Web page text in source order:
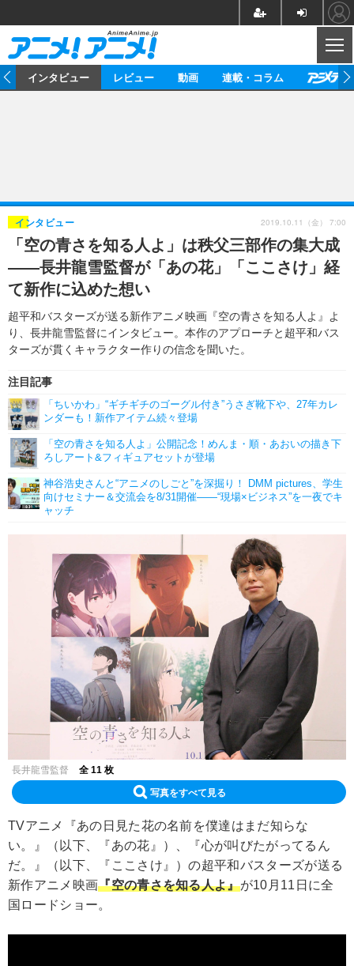
ゲーム グッズ
イベント 海外
海外イベント ビジネス
俳優・タレント アーティスト
ビジネス
アニメ 実写
書評 イベント
ゲーム 座談会
動画
アニメ
アニメ！アニメ！TV ABEMA Cafe
連載・コラム
インタビュー レビュー 動画 連載・コラム
「空の青さを知る人よ」は秩父三部作の集大成
――長井龍雪監督が「あの花」「ここさけ」経
て新作に込めた想い
超平和バスターズが送る新作アニメ映画『空の青さを知る人よ』よ
り、長井龍雪監督にインタビュー。本作のアプローチと超平和バス
ターズが貫くキャラクター作りの信念を聞いた。
インタビュー
注目記事
「ちいかわ」“ギチギチのゴーグル付き”うさぎ靴下や、27年カレ
ンダーも！新作アイテム続々登場
「空の青さを知る人よ」公開記念！めんま・順・あおいの描き下
ろしアート&フィギュアセットが登場
神谷浩史さんと“アニメのしごと”を深掘り！ DMM pictures、学生
向けセミナー＆交流会を8/31開催――“現場×ビジネス”を一夜でキ
ャッチ
2019.10.11（金） 7:00
長井龍雪監督 全 11 枚
写真をすべて見る
TVアニメ『あの日見た花の名前を僕達はまだ知らな
い。』（以下、『あの花』）、『心が叫びたがってるん
だ。』（以下、『ここさけ』）の超平和バスターズが送る
新作アニメ映画『空の青さを知る人よ』が10月11日に全
国ロードショー。